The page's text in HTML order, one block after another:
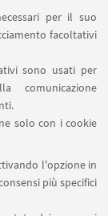
per il suo
facoltativi
sono usati per
comunicazione
solo con i cookie
l'opzione in
più specifici
Ora